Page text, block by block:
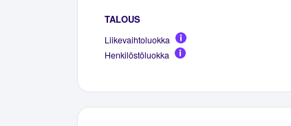
TALOUS
Liikevaihtoluokka
Henkilöstöluokka